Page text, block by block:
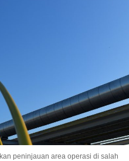
peninjauan area operasi di salah